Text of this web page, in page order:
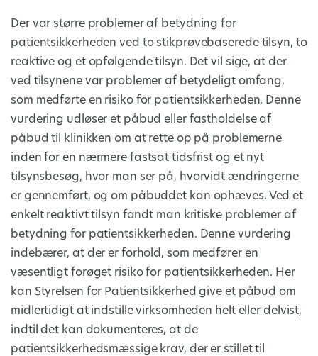
Der var større problemer af betydning for
patientsikkerheden ved to stikprøvebaserede tilsyn, to
reaktive og et opfølgende tilsyn. Det vil sige, at der
ved tilsynene var problemer af betydeligt omfang,
som medførte en risiko for patientsikkerheden. Denne
vurdering udløser et påbud eller fastholdelse af
påbud til klinikken om at rette op på problemerne
inden for en nærmere fastsat tidsfrist og et nyt
tilsynsbesøg, hvor man ser på, hvorvidt ændringerne
er gennemført, og om påbuddet kan ophæves. Ved et
enkelt reaktivt tilsyn fandt man kritiske problemer af
betydning for patientsikkerheden. Denne vurdering
indebærer, at der er forhold, som medfører en
væsentligt forøget risiko for patientsikkerheden. Her
kan Styrelsen for Patientsikkerhed give et påbud om
midlertidigt at indstille virksomheden helt eller delvist,
indtil det kan dokumenteres, at de
patientsikkerhedsmæssige krav, der er stillet til